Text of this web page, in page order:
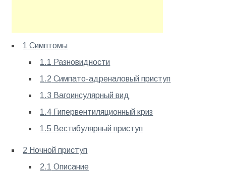
1 Симптомы
1.1 Разновидности
1.2 Симпато-адреналовый приступ
1.3 Вагоинсулярный вид
1.4 Гипервентиляционный криз
1.5 Вестибулярный приступ
2 Ночной приступ
2.1 Описание